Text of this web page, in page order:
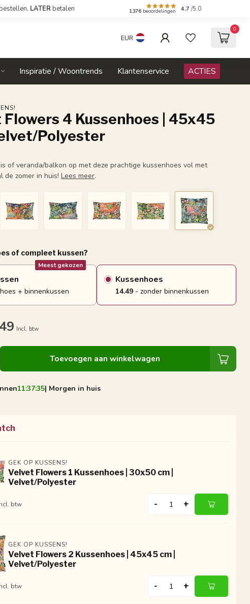
LATER betalen 1376 beoordelingen 4.7 /5.0
EUR
0
Inspiratie / Woontrends Klantenservice ACTIES
4 Kussenhoes | 45x45
Polyester
of veranda/balkon op met deze prachtige kussenhoes vol met
de zomer in huis!Lees meer.
of compleet kussen?
Meest gekozen
+ binnenkussen
Kussenhoes
14.49- zonder binnenkussen
Incl. btw
Toevoegen aan winkelwagen
11:37:35| Morgen in huis
GEK OP KUSSENS!
Velvet Flowers 1 Kussenhoes | 30x50 cm |
Velvet/Polyester
btw - +
GEK OP KUSSENS!
Velvet Flowers 2 Kussenhoes | 45x45 cm |
Velvet/Polyester
btw - +